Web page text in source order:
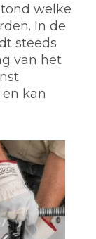
welke
In de
steeds
van het
kan